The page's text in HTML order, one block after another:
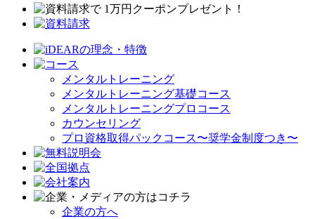
メンタルトレーニング
メンタルトレーニング基礎コース
メンタルトレーニングプロコース
カウンセリング
プロ資格取得パックコース〜奨学金制度つき〜
企業の方へ